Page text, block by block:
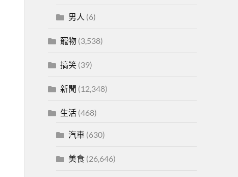
男人 (6)
寵物(3,538)
搞笑(39)
新聞 (12,348)
生活(468)
汽車(630)
美食(26,646)